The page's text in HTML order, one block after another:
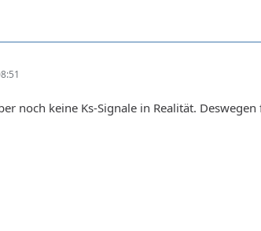
noch keine Ks-Signale in Realität.